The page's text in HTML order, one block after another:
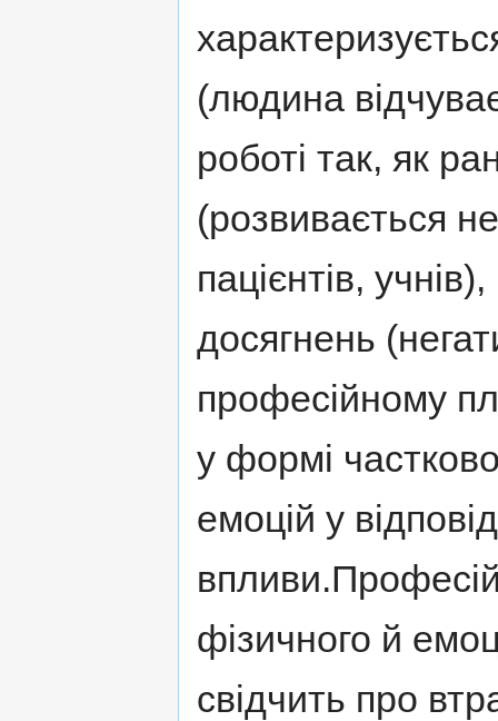
(людина
роботі так, як
(розвивається
пацієнтів,
досягнень
професійному
у формі
емоцій у
фізичного й
свідчить про